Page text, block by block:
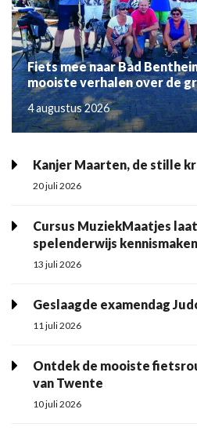
Fiets mee naar Bad
mooiste verhalen over de
4 augustus 2026
Kanjer Maarten, de stille
20 juli 2026
Cursus MuziekMaatjes laat jonge kinderen
spelenderwijs
13 juli 2026
Geslaagde examendag
11 juli 2026
Ontdek de mooiste
van Twente
10 juli 2026